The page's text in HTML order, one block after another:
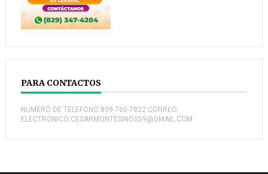
PARA CONTACTOS
NUMERO DE TELEFONO:809-760-7822 CORREO
ELECTRONICO:CESARMONTESINOS59@GMAIL.COM